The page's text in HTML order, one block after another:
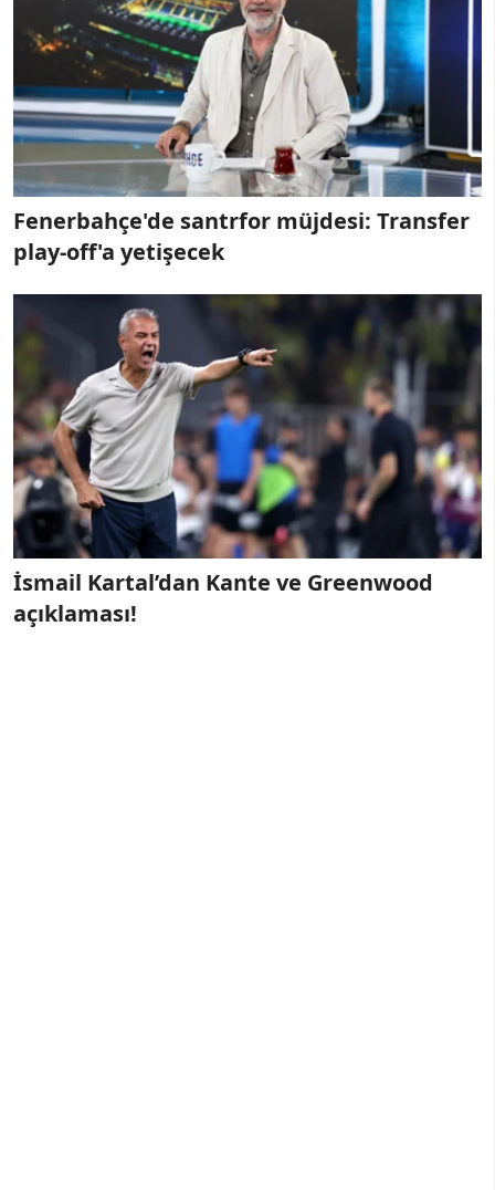
Fenerbahçe'de santrfor müjdesi: Transfer
play-off'a yetişecek
İsmail Kartal’dan Kante ve Greenwood
açıklaması!